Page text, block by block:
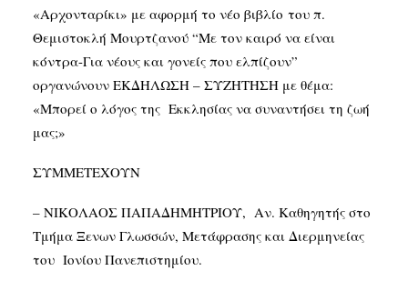
«Αρχονταρίκι» με αφορμή το νέο βιβλίο του π.
Θεμιστοκλή Μουρτζανού “Με τον καιρό να είναι
κόντρα-Για νέους και γονείς που ελπίζουν”
οργανώνουν ΕΚΔΗΛΩΣΗ – ΣΥΖΗΤΗΣΗ με θέμα:
«Μπορεί ο λόγος της Εκκλησίας να συναντήσει τη ζωή
μας;»
ΣΥΜΜΕΤΕΧΟΥΝ
– ΝΙΚΟΛΑΟΣ ΠΑΠΑΔΗΜΗΤΡΙΟΥ, Αν. Καθηγητής στο
Τμήμα Ξενων Γλωσσών, Μετάφρασης και Διερμηνείας
του Ιονίου Πανεπιστημίου.